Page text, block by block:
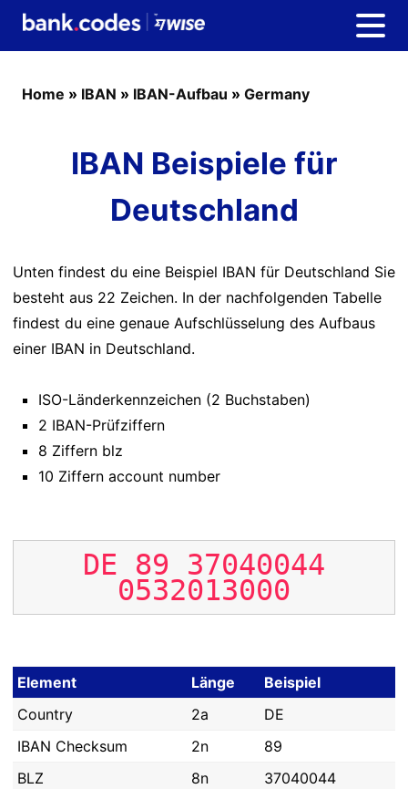
Home » IBAN » IBAN-Aufbau » Germany
IBAN Beispiele für
Deutschland
Unten findest du eine Beispiel IBAN für Deutschland Sie
besteht aus 22 Zeichen. In der nachfolgenden Tabelle
findest du eine genaue Aufschlüsselung des Aufbaus
einer IBAN in Deutschland.
ISO-Länderkennzeichen (2 Buchstaben)
2 IBAN-Prüfziffern
8 Ziffern blz
10 Ziffern account number
DE 89 37040044
0532013000
Element Länge
Beispiel
Country
2a
DE
IBAN Checksum
2n
89
BLZ
8n
37040044